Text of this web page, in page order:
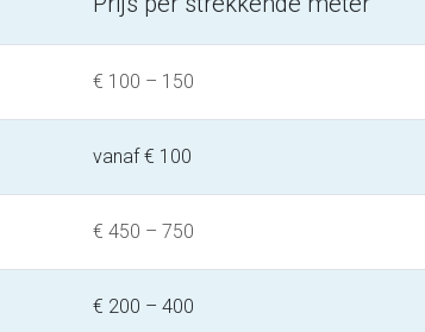
€ 100 – 150
vanaf € 100
€ 450 – 750
€ 200 – 400